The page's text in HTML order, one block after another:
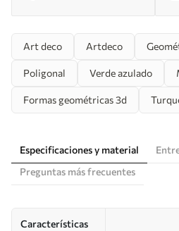
Art deco Artdeco
Poligonal Verde azulado
Formas geométricas 3d
Especificaciones y material
Preguntas más frecuentes
Características